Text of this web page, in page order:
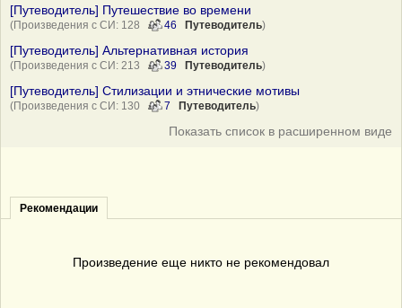
[Путеводитель] Путешествие во времени
(Произведения с СИ: 128 46 Путеводитель)
[Путеводитель] Альтернативная история
(Произведения с СИ: 213 39 Путеводитель)
[Путеводитель] Стилизации и этнические мотивы
(Произведения с СИ: 130 7 Путеводитель)
Показать список в расширенном виде
Рекомендации
Произведение еще никто не рекомендовал